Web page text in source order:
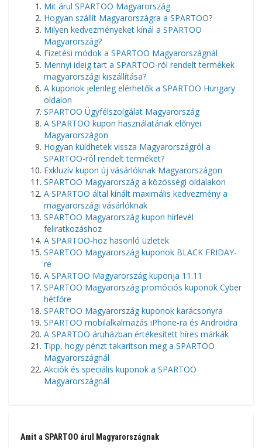
Mit árul SPARTOO Magyarország
Hogyan szállít Magyarországra a SPARTOO?
Milyen kedvezményeket kínál a SPARTOO
Magyarország?
Fizetési módok a SPARTOO Magyarországnál
Mennyi ideig tart a SPARTOO-ról rendelt termékek
magyarországi kiszállítása?
A kuponok jelenleg elérhetők a SPARTOO Hungary
oldalon
SPARTOO Ügyfélszolgálat Magyarország
A SPARTOO kupon használatának előnyei
Magyarországon
Hogyan küldhetek vissza Magyarországról a
SPARTOO-ról rendelt terméket?
Exkluzív kupon új vásárlóknak Magyarországon
SPARTOO Magyarország a közösségi oldalakon
A SPARTOO által kínált maximális kedvezmény a
magyarországi vásárlóknak
SPARTOO Magyarország kupon hírlevél
feliratkozáshoz
A SPARTOO-hoz hasonló üzletek
SPARTOO Magyarország kuponok BLACK FRIDAY-
re
A SPARTOO Magyarország kuponja 11.11
SPARTOO Magyarország promóciós kuponok Cyber
​​​​hétfőre
SPARTOO Magyarország kuponok karácsonyra
SPARTOO mobilalkalmazás iPhone-ra és Androidra
A SPARTOO áruházban értékesített híres márkák
Tipp, hogy pénzt takarítson meg a SPARTOO
Magyarországnál
Akciók és speciális kuponok a SPARTOO
Magyarországnál
Amit a SPARTOO árul Magyarországnak